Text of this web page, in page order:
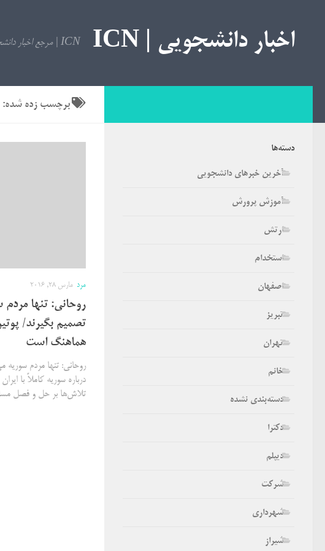
اخبار دانشجویی | ICN ICN | مرجع اخبار دانشجویی
برچسب زده شده:
مرد مارس 28, 2016
روحانی: تنها مردم
تصمیم بگیرند/
هماهنگ است
روحانی: تنها مردم سوریه
درباره سوریه کاملاً با
تلاش‌ها بر حل و فصل
دسته‌ها
آخرین خبرهای دانشجویی
آموزش پرورش
ارتش
استخدام
اصفهان
تبریز
تهران
خانم
دسته‌بندی نشده
دکترا
دیپلم
شرکت
شهرداری
شیراز